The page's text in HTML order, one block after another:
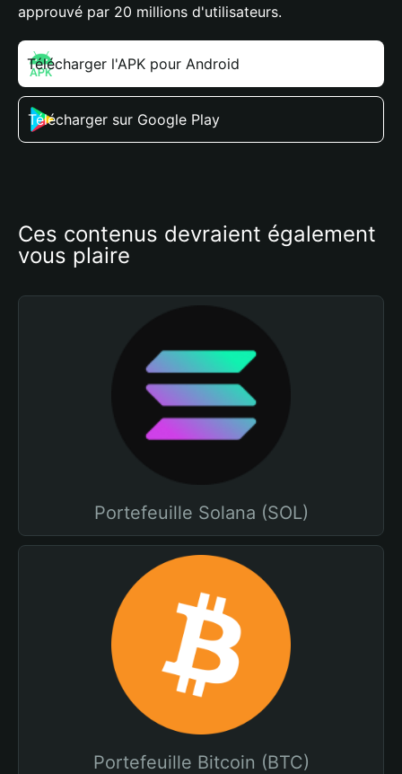
approuvé par 20 millions d'utilisateurs.
Télécharger l'APK pour Android
Télécharger sur Google Play
Ces contenus devraient également
vous plaire
Portefeuille Solana (SOL)
Portefeuille Bitcoin (BTC)